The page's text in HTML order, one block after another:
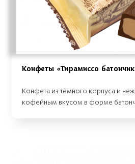
Конфеты «Тирамиссо
Конфета из тёмного корпуса и
кофейным вкусом в форме